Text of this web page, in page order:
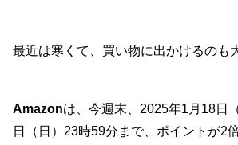
最近は寒くて、買い物に出かけるのも
Amazonは、今週末、2025年1月18日
日（日）23時59分まで、ポイントが2